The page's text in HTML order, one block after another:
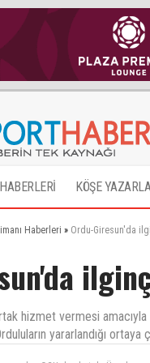
KÖŞE
Haberleri » Ordu-Giresun'da
hizmet vermesi
yararlandığı ortaya